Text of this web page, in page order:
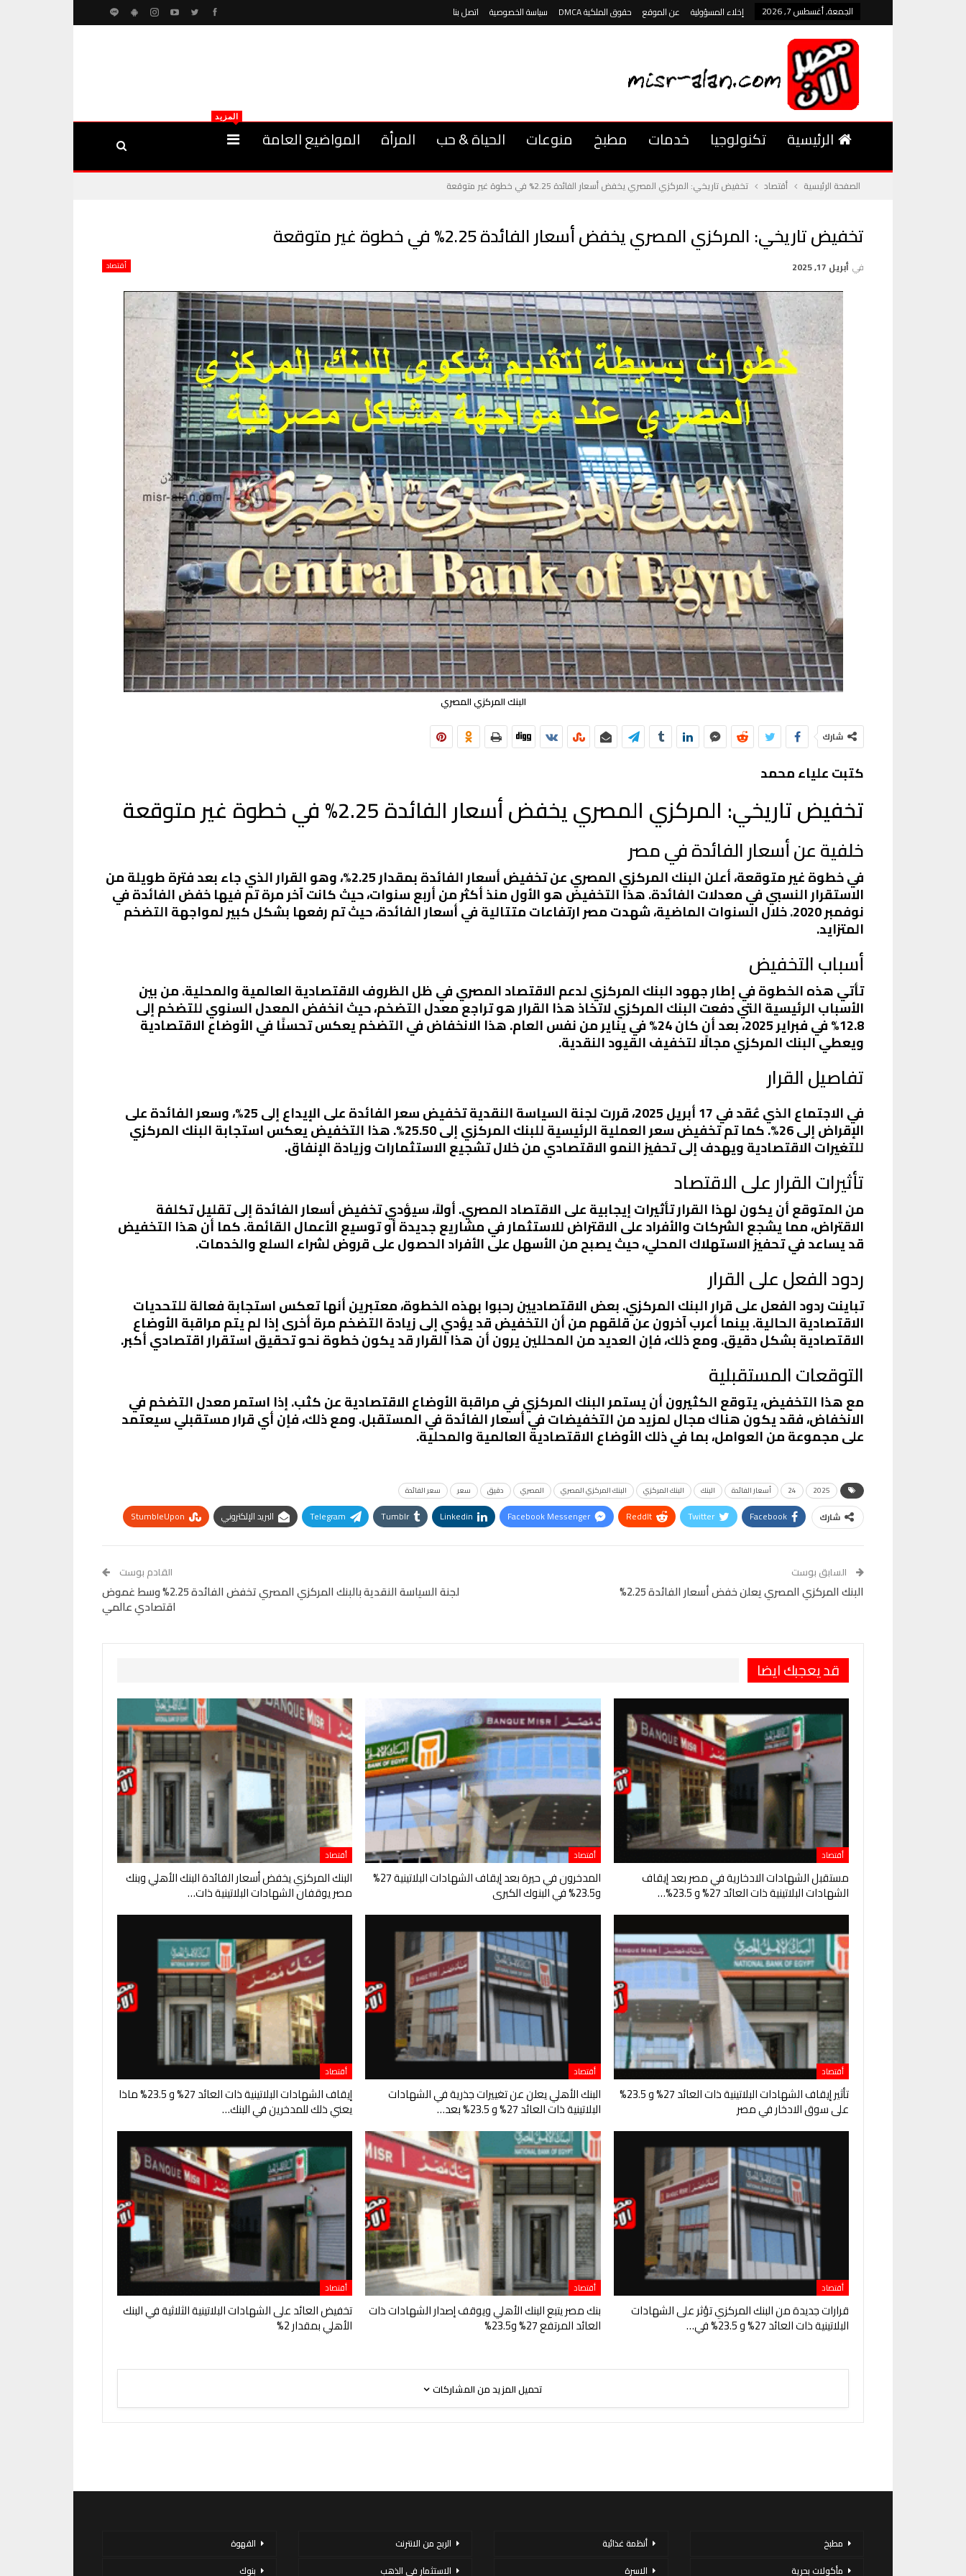
الجمعة, أغسطس 7, 2026 إخلاء المسؤولية عن الموقع حقوق الملكية DMCA سياسة الخصوصية اتصل بنا
الرئيسية تكنولوجيا خدمات مطبخ منوعات الحياة & حب المرأة المواضيع العامة
المزيد
الصفحة الرئيسية أقتصاد تخفيض تاريخي: المركزي المصري يخفض أسعار الفائدة 2.25% في خطوة غير متوقعة
تخفيض تاريخي: المركزي المصري يخفض أسعار الفائدة 2.25% في خطوة غير متوقعة
أقتصاد في أبريل 17, 2025
البنك المركزي المصري
شارك
كتبت علياء محمد
تخفيض تاريخي: المركزي المصري يخفض أسعار الفائدة 2.25% في خطوة غير متوقعة
خلفية عن أسعار الفائدة في مصر
في خطوة غير متوقعة، أعلن البنك المركزي المصري عن تخفيض أسعار الفائدة بمقدار 2.25%، وهو القرار الذي جاء بعد فترة طويلة من
الاستقرار النسبي في معدلات الفائدة. هذا التخفيض هو الأول منذ أكثر من أربع سنوات، حيث كانت آخر مرة تم فيها خفض الفائدة في
نوفمبر 2020. خلال السنوات الماضية، شهدت مصر ارتفاعات متتالية في أسعار الفائدة، حيث تم رفعها بشكل كبير لمواجهة التضخم
المتزايد.
أسباب التخفيض
تأتي هذه الخطوة في إطار جهود البنك المركزي لدعم الاقتصاد المصري في ظل الظروف الاقتصادية العالمية والمحلية. من بين
الأسباب الرئيسية التي دفعت البنك المركزي لاتخاذ هذا القرار هو تراجع معدل التضخم، حيث انخفض المعدل السنوي للتضخم إلى
12.8% في فبراير 2025، بعد أن كان 24% في يناير من نفس العام. هذا الانخفاض في التضخم يعكس تحسنًا في الأوضاع الاقتصادية
ويعطي البنك المركزي مجالًا لتخفيف القيود النقدية.
تفاصيل القرار
في الاجتماع الذي عُقد في 17 أبريل 2025، قررت لجنة السياسة النقدية تخفيض سعر الفائدة على الإيداع إلى 25%، وسعر الفائدة على
الإقراض إلى 26%. كما تم تخفيض سعر العملية الرئيسية للبنك المركزي إلى 25.50%. هذا التخفيض يعكس استجابة البنك المركزي
للتغيرات الاقتصادية ويهدف إلى تحفيز النمو الاقتصادي من خلال تشجيع الاستثمارات وزيادة الإنفاق.
تأثيرات القرار على الاقتصاد
من المتوقع أن يكون لهذا القرار تأثيرات إيجابية على الاقتصاد المصري. أولاً، سيؤدي تخفيض أسعار الفائدة إلى تقليل تكلفة
الاقتراض، مما يشجع الشركات والأفراد على الاقتراض للاستثمار في مشاريع جديدة أو توسيع الأعمال القائمة. كما أن هذا التخفيض
قد يساعد في تحفيز الاستهلاك المحلي، حيث يصبح من الأسهل على الأفراد الحصول على قروض لشراء السلع والخدمات.
ردود الفعل على القرار
تباينت ردود الفعل على قرار البنك المركزي. بعض الاقتصاديين رحبوا بهذه الخطوة، معتبرين أنها تعكس استجابة فعالة للتحديات
الاقتصادية الحالية. بينما أعرب آخرون عن قلقهم من أن التخفيض قد يؤدي إلى زيادة التضخم مرة أخرى إذا لم يتم مراقبة الأوضاع
الاقتصادية بشكل دقيق. ومع ذلك، فإن العديد من المحللين يرون أن هذا القرار قد يكون خطوة نحو تحقيق استقرار اقتصادي أكبر.
التوقعات المستقبلية
مع هذا التخفيض، يتوقع الكثيرون أن يستمر البنك المركزي في مراقبة الأوضاع الاقتصادية عن كثب. إذا استمر معدل التضخم في
الانخفاض، فقد يكون هناك مجال لمزيد من التخفيضات في أسعار الفائدة في المستقبل. ومع ذلك، فإن أي قرار مستقبلي سيعتمد
على مجموعة من العوامل، بما في ذلك الأوضاع الاقتصادية العالمية والمحلية.
2025
24 أسعار الفائدة البنك البنك المركزي البنك المركزي المصري المصري دقيق سعر سعر الفائدة
شارك Facebook
Twitter
ReddIt
Facebook Messenger
Linkedin
Tumblr
Telegram البريد الإلكتروني
StumbleUpon
السابق بوست
البنك المركزي المصري يعلن خفض أسعار الفائدة 2.25%
القادم بوست
لجنة السياسة النقدية بالبنك المركزي المصري تخفض الفائدة 2.25% وسط غموض
اقتصادي عالمي
قد يعجبك ايضا
أقتصاد
مستقبل الشهادات الادخارية في مصر بعد إيقاف
الشهادات البلاتينية ذات العائد 27% و 23.5%…
أقتصاد
المدخرون في حيرة بعد إيقاف الشهادات البلاتينية 27%
و23.5% في البنوك الكبرى
أقتصاد
البنك المركزي يخفض أسعار الفائدة البنك الأهلي وبنك
مصر يوقفان الشهادات البلاتينية ذات…
أقتصاد
تأثير إيقاف الشهادات البلاتينية ذات العائد 27% و 23.5%
على سوق الادخار في مصر
أقتصاد
البنك الأهلي يعلن عن تغييرات جذرية في الشهادات
البلاتينية ذات العائد 27% و 23.5% بعد…
أقتصاد
إيقاف الشهادات البلاتينية ذات العائد 27% و 23.5% ماذا
يعني ذلك للمدخرين في البنك…
أقتصاد
قرارات جديدة من البنك المركزي تؤثر على الشهادات
البلاتينية ذات العائد 27% و 23.5% في…
أقتصاد
بنك مصر يتبع البنك الأهلي ويوقف إصدار الشهادات ذات
العائد المرتفع 27% و23.5%
أقتصاد
تخفيض العائد على الشهادات البلاتينية الثلاثية في البنك
الأهلي بمقدار 2%
تحميل المزيد من المشاركات
مطبخ
مأكولات بحرية
أنظمة غذائية
الاسرة
الربح من الانترنت
الاستثمار فى الذهب
القهوة
بنوك